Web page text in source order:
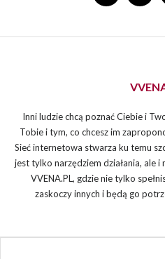
Inni ludzie chcą poznać Ciebie i
Tobie i tym, co chcesz im
Sieć internetowa stwarza ku temu
jest tylko narzędziem działania, ale
VVENA.PL, gdzie nie tylko
zaskoczy innych i będą go